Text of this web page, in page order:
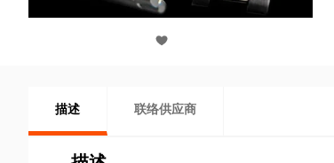
描述 联络供应商